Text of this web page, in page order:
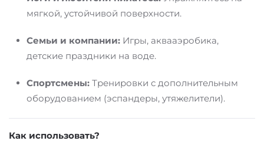
мягкой, устойчивой поверхности.
Семьи и компании: Игры, аквааэробика,
детские праздники на воде.
Спортсмены: Тренировки с дополнительным
оборудованием (эспандеры, утяжелители).
Как использовать?